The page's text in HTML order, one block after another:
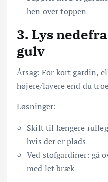
hen over toppen
3. Lys
gulv
Årsag: For kort gardin,
højere/lavere end du
Løsninger:
Skift til længere
hvis der er plads
Ved stofgardiner: gå
med let bræk